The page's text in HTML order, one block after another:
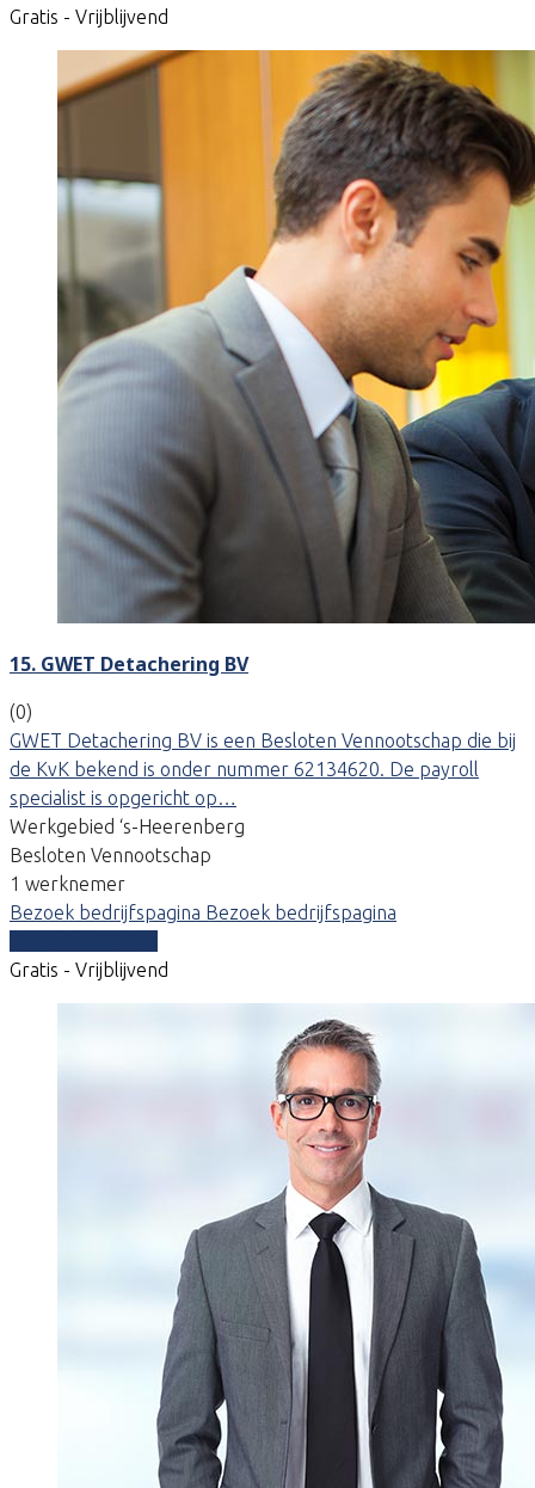
Gratis - Vrijblijvend
15. GWET Detachering BV
(0)
GWET Detachering BV is een Besloten Vennootschap die bij
de KvK bekend is onder nummer 62134620. De payroll
specialist is opgericht op…
Werkgebied ‘s-Heerenberg
Besloten Vennootschap
1 werknemer
Bezoek bedrijfspagina Bezoek bedrijfspagina
Gratis - Vrijblijvend